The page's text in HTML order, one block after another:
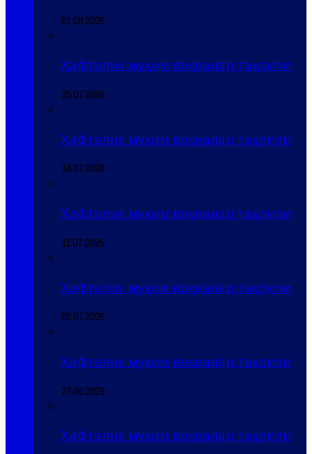
01.08.2026
Ҳафталик муҳим воқеалар таҳлили
25.07.2026
Ҳафталик муҳим воқеалар таҳлили
18.07.2026
Ҳафталик муҳим воқеалар таҳлили
11.07.2026
Ҳафталик муҳим воқеалар таҳлили
05.07.2026
Ҳафталик муҳим воқеалар таҳлили
27.06.2026
Ҳафталик муҳим воқеалар таҳлили